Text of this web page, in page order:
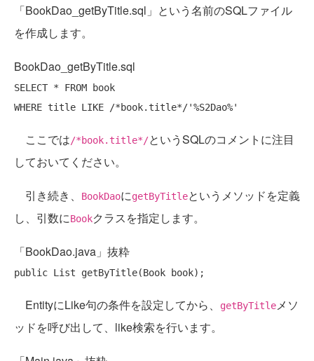
「BookDao_getByTitle.sql」という名前のSQLファイル
を作成します。
BookDao_getByTitle.sql
SELECT * FROM
WHERE title LIKE /*book.title*/'%S2Dao%'
ここでは/*book.title*/というSQLのコメントに注目
しておいてください。
引き続き、 BookDaoにgetByTitleというメソッドを定義
し、引数にBookクラスを指定します。
「BookDao.java」抜粋
public
EntityにLike句の条件を設定してから、 getByTitleメソ
ッドを呼び出して、like検索を行います。